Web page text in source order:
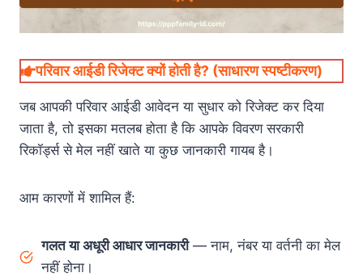
परिवार आईडी रिजेक्ट क्यों होती है? (साधारण स्पष्टीकरण)
जब आपकी परिवार आईडी आवेदन या सुधार को रिजेक्ट कर दिया
जाता है, तो इसका मतलब होता है कि आपके विवरण सरकारी
रिकॉर्ड्स से मेल नहीं खाते या कुछ जानकारी गायब है।
आम कारणों में शामिल हैं:
गलत या अधूरी आधार जानकारी— नाम, नंबर या वर्तनी का मेल
नहीं होना।